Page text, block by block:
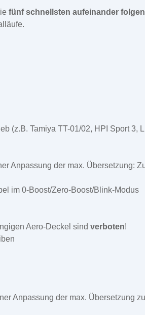
fünf schnellsten aufeinander
(z.B. Tamiya TT-01/02, HPI Sport 3,
Anpassung der max. Übersetzung:
im 0-Boost/Zero-Boost/Blink-Modus
Aero-Deckel sind verboten!
Anpassung der max. Übersetzung